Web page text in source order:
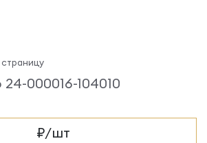
000016-104010
₽/шт